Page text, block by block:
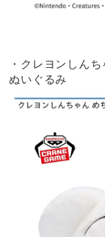
・クレヨンしん
ぬいぐるみ